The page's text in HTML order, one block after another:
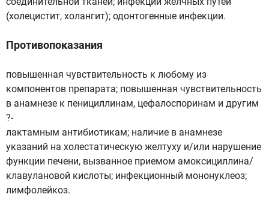
(холецистит, холангит); одонтогенные инфекции.
Противопоказания
повышенная чувствительность к любому из
компонентов препарата; повышенная чувствительность
в анамнезе к пенициллинам, цефалоспоринам и другим
?-
лактамным антибиотикам; наличие в анамнезе
указаний на холестатическую желтуху и/или нарушение
функции печени, вызванное приемом амоксициллина/
клавулановой кислоты; инфекционный мононуклеоз;
лимфолейкоз.